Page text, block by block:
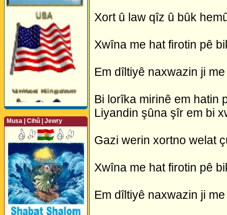
Perwerde ya Zimanê
Kurdî û Îngîlîzî
Musa | Cihû | Jewry
Xort û law qîz û bûk
Xwîna me hat firotin pê
Em dîltiyê naxwazin ji
Bi lorîka mirinê em hatin
Liyandin şûna şîr em bi
Gazi werin xortno welat
Xwîna me hat firotin pê
Em dîltiyê naxwazin ji